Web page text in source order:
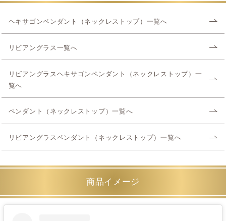
ヘキサゴンペンダント（ネックレストップ）一覧へ
リビアングラス一覧へ
リビアングラスヘキサゴンペンダント（ネックレストップ）一
覧へ
ペンダント（ネックレストップ）一覧へ
リビアングラスペンダント（ネックレストップ）一覧へ
商品イメージ